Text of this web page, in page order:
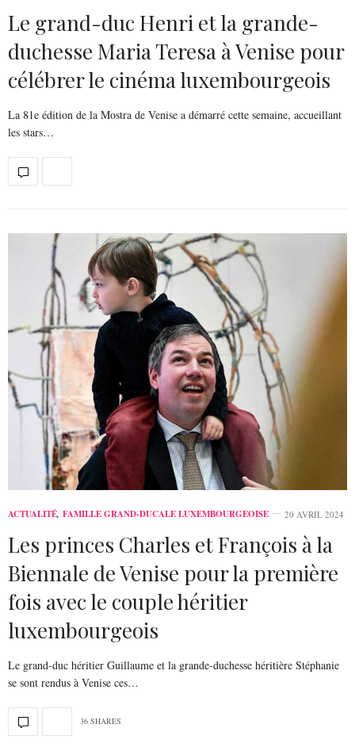
Le grand-duc Henri et la grande-
duchesse Maria Teresa à Venise pour
célébrer le cinéma luxembourgeois
La 81e édition de la Mostra de Venise a démarré cette semaine, accueillant
les stars…
ACTUALITÉ, FAMILLE GRAND-DUCALE LUXEMBOURGEOISE 20 AVRIL 2024
Les princes Charles et François à la
Biennale de Venise pour la première
fois avec le couple héritier
luxembourgeois
Le grand-duc héritier Guillaume et la grande-duchesse héritière Stéphanie
se sont rendus à Venise ces…
36 SHARES